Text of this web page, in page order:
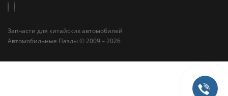
Запчасти для китайских автомобилей
Автомобильные Пазлы © 2009 – 2026